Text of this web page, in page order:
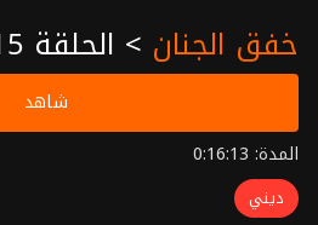
خفق الجنان > الحلقة 15
شاهد
المدة: 0:16:13
ديني